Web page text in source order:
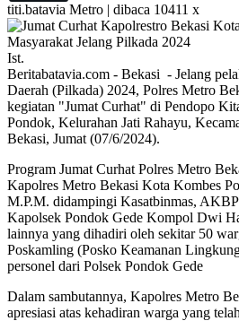
titi.batavia Metro | dibaca 10411 x
Ist.
Beritabatavia.com - Bekasi - Jelang
Daerah (Pilkada) 2024, Polres Metro
kegiatan "Jumat Curhat" di Pendopo
Pondok, Kelurahan Jati Rahayu,
Bekasi, Jumat (07/6/2024).
Program Jumat Curhat Polres Metro
Kapolres Metro Bekasi Kota Kombes
M.P.M. didampingi Kasatbinmas,
Kapolsek Pondok Gede Kompol Dwi
lainnya yang dihadiri oleh sekitar 50
Poskamling (Posko Keamanan
personel dari Polsek Pondok Gede
Dalam sambutannya, Kapolres Metro
apresiasi atas kehadiran warga yang